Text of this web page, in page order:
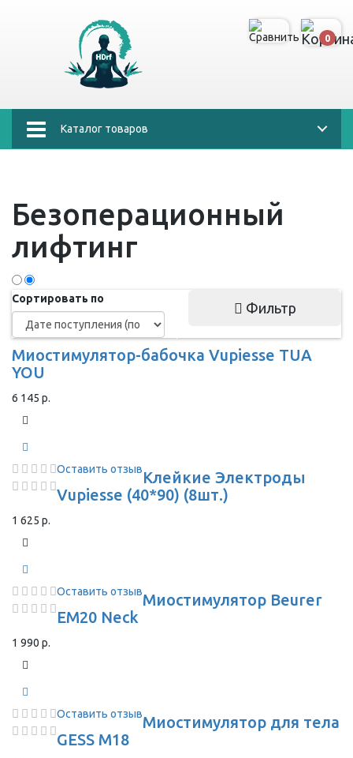
0
Каталог товаров
Безоперационный
лифтинг
Сортировать по
Фильтр
Миостимулятор-бабочка Vupiesse TUA
YOU
6 145 р.
Оставить отзывКлейкие Электроды
Vupiesse (40*90) (8шт.)
1 625 р.
Оставить отзывМиостимулятор Beurer
EM20 Neck
1 990 р.
Оставить отзывМиостимулятор для тела
GESS M18